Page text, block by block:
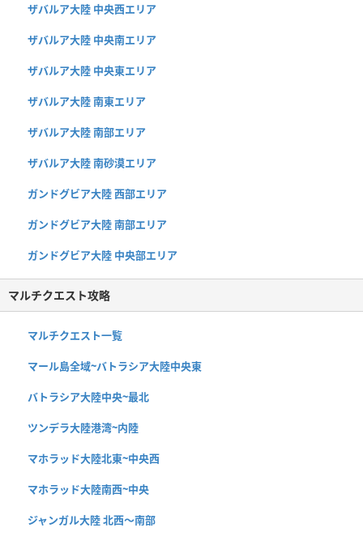
ザバルア大陸 中央西エリア
ザバルア大陸 中央南エリア
ザバルア大陸 中央東エリア
ザバルア大陸 南東エリア
ザバルア大陸 南部エリア
ザバルア大陸 南砂漠エリア
ガンドグビア大陸 西部エリア
ガンドグビア大陸 南部エリア
ガンドグビア大陸 中央部エリア
マルチクエスト攻略
マルチクエスト一覧
マール島全域~バトラシア大陸中央東
バトラシア大陸中央~最北
ツンデラ大陸港湾~内陸
マホラッド大陸北東~中央西
マホラッド大陸南西~中央
ジャンガル大陸 北西〜南部